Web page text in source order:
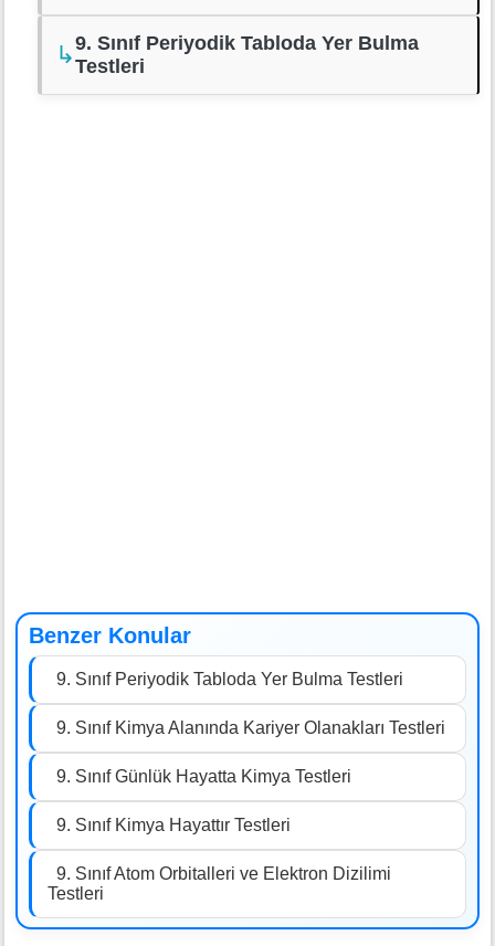
↳9. Sınıf Periyodik Tabloda Yer Bulma
Testleri
Benzer Konular
9. Sınıf Periyodik Tabloda Yer Bulma Testleri
9. Sınıf Kimya Alanında Kariyer Olanakları Testleri
9. Sınıf Günlük Hayatta Kimya Testleri
9. Sınıf Kimya Hayattır Testleri
9. Sınıf Atom Orbitalleri ve Elektron Dizilimi
Testleri